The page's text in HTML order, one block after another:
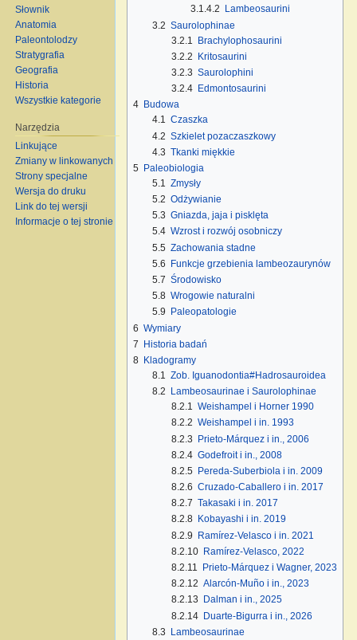
3.1.4.2
Lambeosaurini
3.2 Saurolophinae
3.2.1
Brachylophosaurini
3.2.2 Kritosaurini
3.2.3 Saurolophini
3.2.4 Edmontosaurini
4 Budowa
4.1 Czaszka
4.2 Szkielet pozaczaszkowy
4.3 Tkanki miękkie
5 Paleobiologia
5.1 Zmysły
5.2 Odżywianie
5.3 Gniazda, jaja i pisklęta
5.4 Wzrost i rozwój osobniczy
5.5 Zachowania stadne
5.6 Funkcje grzebienia lambeozaurynów
5.7 Środowisko
5.8 Wrogowie naturalni
5.9
Paleopatologie
6 Wymiary
7 Historia badań
8 Kladogramy
8.1 Zob. Iguanodontia#Hadrosauroidea
8.2
Lambeosaurinae i Saurolophinae
8.2.1 Weishampel i Horner 1990
8.2.2 Weishampel i in. 1993
8.2.3 Prieto-Márquez i in., 2006
8.2.4 Godefroit i in., 2008
8.2.5 Pereda-Suberbiola i in. 2009
8.2.6 Cruzado-Caballero i in. 2017
8.2.7 Takasaki i in. 2017
8.2.8 Kobayashi i in. 2019
8.2.9 Ramírez-Velasco i in. 2021
8.2.10 Ramírez-Velasco, 2022
8.2.11
Prieto-Márquez i Wagner, 2023
8.2.12 Alarcón-Muño i in., 2023
8.2.13
Dalman i in., 2025
8.2.14 Duarte-Bigurra i in., 2026
8.3 Lambeosaurinae
Słownik
Anatomia
Paleontolodzy
Stratygrafia
Geografia
Historia
Wszystkie kategorie
Narzędzia
Linkujące
Zmiany w linkowanych
Strony specjalne
Wersja do druku
Link do tej wersji
Informacje o tej stronie